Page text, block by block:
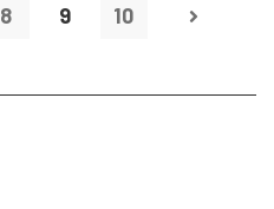
8 9 10